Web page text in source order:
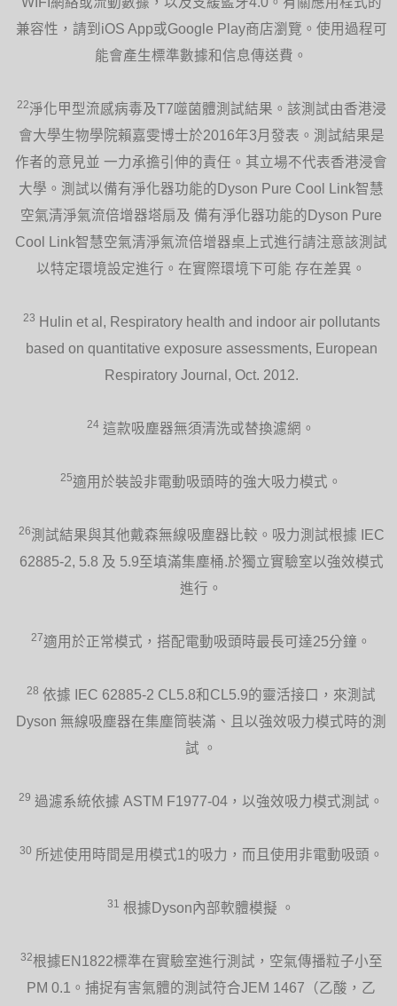
兼容性，請到iOS App或Google Play商店瀏覽。使用過程可
能會產生標準數據和信息傳送費。
22淨化甲型流感病毒及T7噬菌體測試結果。該測試由香港浸
會大學生物學院賴嘉雯博士於2016年3月發表。測試結果是
作者的意見並 一力承擔引伸的責任。其立場不代表香港浸會
大學。測試以備有淨化器功能的Dyson Pure Cool Link智慧
空氣清淨氣流倍增器塔扇及 備有淨化器功能的Dyson Pure
Cool Link智慧空氣清淨氣流倍增器桌上式進行請注意該測試
以特定環境設定進行。在實際環境下可能 存在差異。
23
Hulin et al, Respiratory health and indoor air pollutants
based on quantitative exposure assessments, European
Respiratory Journal, Oct. 2012.
24 這款吸塵器無須清洗或替換濾網。
25適用於裝設非電動吸頭時的強大吸力模式。
26測試結果與其他戴森無線吸塵器比較。吸力測試根據 IEC
62885-2, 5.8 及 5.9至填滿集塵桶.於獨立實驗室以強效模式
進行。
27適用於正常模式，搭配電動吸頭時最長可達25分鐘。
28 依據 IEC 62885-2 CL5.8和CL5.9的靈活接口，來測試
Dyson 無線吸塵器在集塵筒裝滿、且以強效吸力模式時的測
試 。
29 過濾系統依據 ASTM F1977-04，以強效吸力模式測試。
30 所述使用時間是用模式1的吸力，而且使用非電動吸頭。
31 根據Dyson內部軟體模擬 。
32根據EN1822標準在實驗室進行測試，空氣傳播粒子小至
PM 0.1。捕捉有害氣體的測試符合JEM 1467（乙酸，乙